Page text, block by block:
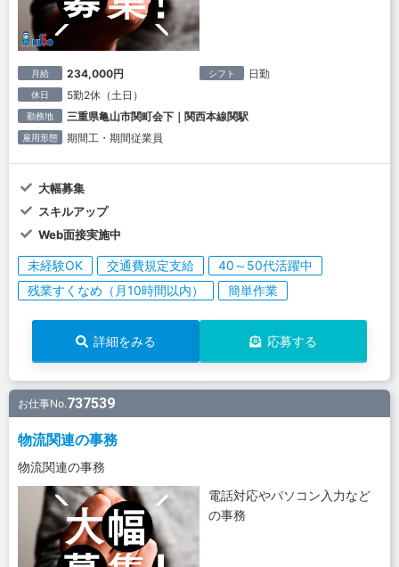
月給 234,000円 シフト 日勤
休日 5勤2休（土日）
勤務地 三重県亀山市関町会下｜関西本線関駅
雇用形態 期間工・期間従業員
大幅募集
スキルアップ
Web面接実施中
未経験OK 交通費規定支給
40～50代活躍中
残業すくなめ（月10時間以内）
簡単作業
詳細をみる 応募する
お仕事No.737539
物流関連の事務
物流関連の事務
電話対応やパソコン入力など
の事務